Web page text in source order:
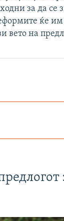
за да се
ќе
вето на